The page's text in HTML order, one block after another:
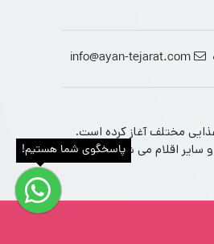
info@ayan-tejarat.com
از سال 1390 در زمینه واردات محصولات اورجینال غذایی مختلف آغاز کرده است.
سایر اقلام می شود را در دل
پاسخگوی شما هستیم!